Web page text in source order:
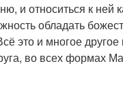
и относиться к ней
обладать
это и многое другое
во всех формах